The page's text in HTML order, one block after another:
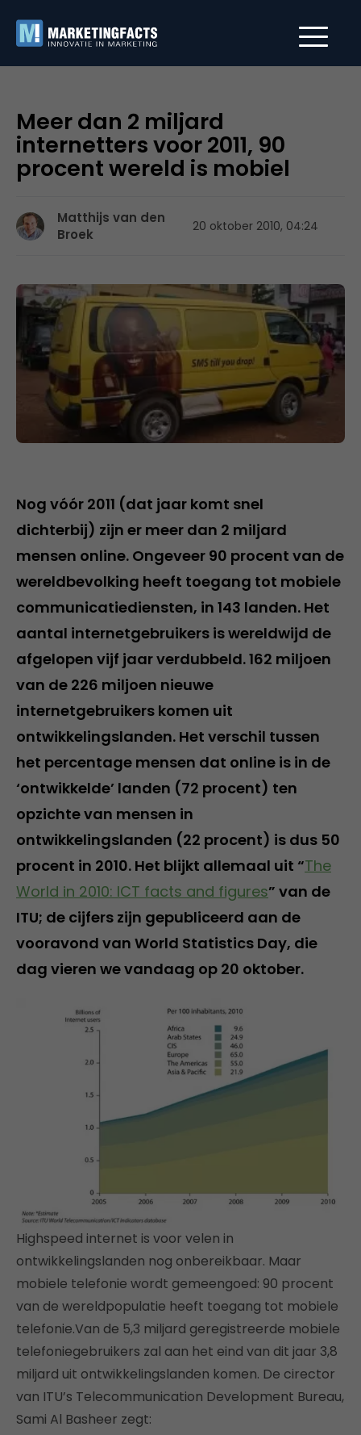
Meer dan 2 miljard
internetters voor 2011, 90
procent wereld is mobiel
Matthijs van den
Broek
20 oktober 2010, 04:24
Nog vóór 2011 (dat jaar komt snel
dichterbij) zijn er meer dan 2 miljard
mensen online. Ongeveer 90 procent van de
wereldbevolking heeft toegang tot mobiele
communicatiediensten, in 143 landen. Het
aantal internetgebruikers is wereldwijd de
afgelopen vijf jaar verdubbeld. 162 miljoen
van de 226 miljoen nieuwe
internetgebruikers komen uit
ontwikkelingslanden. Het verschil tussen
het percentage mensen dat online is in de
‘ontwikkelde’ landen (72 procent) ten
opzichte van mensen in
ontwikkelingslanden (22 procent) is dus 50
procent in 2010. Het blijkt allemaal uit “The
World in 2010: ICT facts and figures” van de
ITU; de cijfers zijn gepubliceerd aan de
vooravond van World Statistics Day, die
dag vieren we vandaag op 20 oktober.
Highspeed internet is voor velen in
ontwikkelingslanden nog onbereikbaar. Maar
mobiele telefonie wordt gemeengoed: 90 procent
van de wereldpopulatie heeft toegang tot mobiele
telefonie.Van de 5,3 miljard geregistreerde mobiele
telefoniegebruikers zal aan het eind van dit jaar 3,8
miljard uit ontwikkelingslanden komen. De cirector
van ITU’s Telecommunication Development Bureau,
Sami Al Basheer zegt: